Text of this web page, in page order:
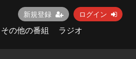
新規登録 ログイン
その他の番組
ラジオ